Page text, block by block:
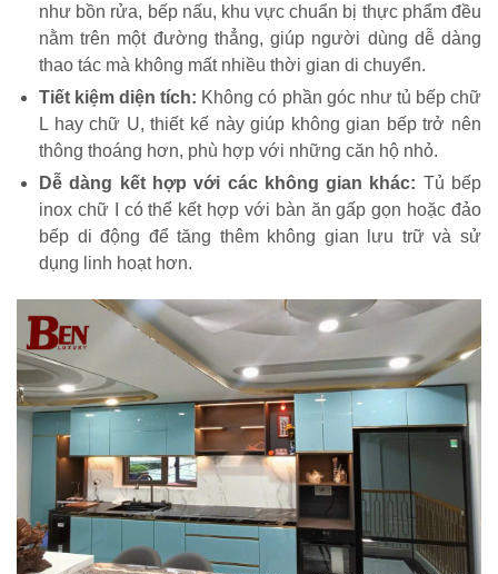
như bồn rửa, bếp nấu, khu vực chuẩn bị thực phẩm đều
nằm trên một đường thẳng, giúp người dùng dễ dàng
thao tác mà không mất nhiều thời gian di chuyển.
Tiết kiệm diện tích: Không có phần góc như tủ bếp chữ
L hay chữ U, thiết kế này giúp không gian bếp trở nên
thông thoáng hơn, phù hợp với những căn hộ nhỏ.
Dễ dàng kết hợp với các không gian khác: Tủ bếp
inox chữ I có thể kết hợp với bàn ăn gấp gọn hoặc đảo
bếp di động để tăng thêm không gian lưu trữ và sử
dụng linh hoạt hơn.